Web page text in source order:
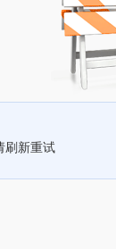
刷新重试